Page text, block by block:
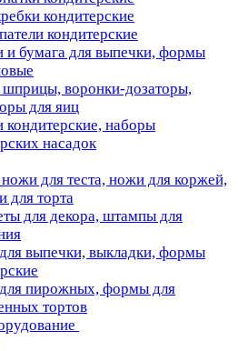
кондитерские
кондитерские
и бумага для выпечки, формы
воронки-дозаторы,
для яиц
кондитерские, наборы
насадок
для теста, ножи для коржей,
для торта
для декора, штампы для
выпечки, выкладки, формы
пирожных, формы для
тортов